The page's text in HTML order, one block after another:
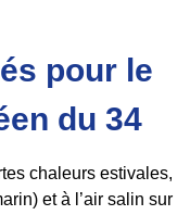
pour le
du 34
chaleurs estivales,
et à l’air salin sur